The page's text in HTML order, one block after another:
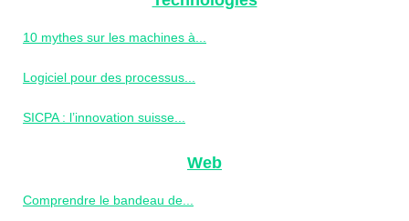
10 mythes sur les machines à...
Logiciel pour des processus...
SICPA : l’innovation suisse...
Web
Comprendre le bandeau de...